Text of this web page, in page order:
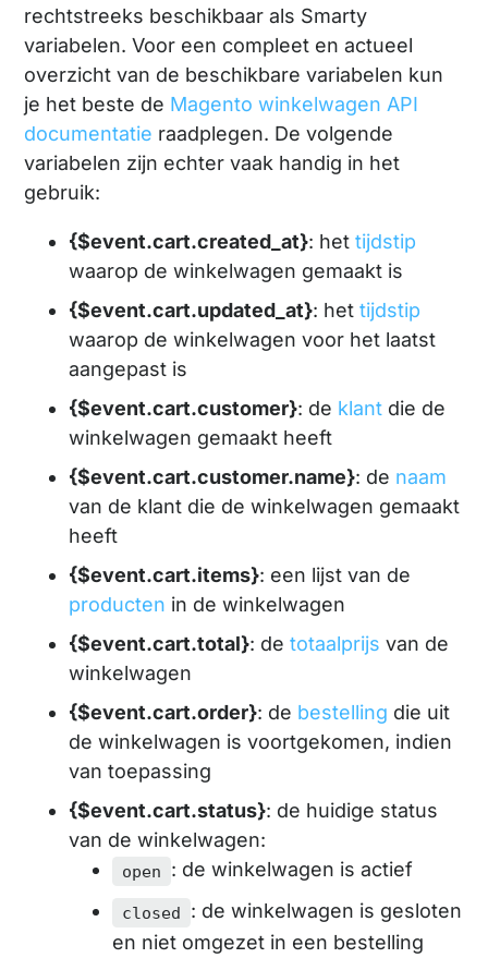
rechtstreeks beschikbaar als Smarty
variabelen. Voor een compleet en actueel
overzicht van de beschikbare variabelen kun
je het beste de Magento winkelwagen API
documentatie raadplegen. De volgende
variabelen zijn echter vaak handig in het
gebruik:
{$event.cart.created_at}: het tijdstip
waarop de winkelwagen gemaakt is
{$event.cart.updated_at}: het tijdstip
waarop de winkelwagen voor het laatst
aangepast is
{$event.cart.customer}: de klantdie de
winkelwagen gemaakt heeft
{$event.cart.customer.name}: de naam
van de klant die de winkelwagen gemaakt
heeft
{$event.cart.items}: een lijst van de
producten in de winkelwagen
{$event.cart.total}: de totaalprijs van de
winkelwagen
{$event.cart.order}: de bestelling die uit
de winkelwagen is voortgekomen, indien
van toepassing
{$event.cart.status}: de huidige status
van de winkelwagen:
open : de winkelwagen is actief
closed
: de winkelwagen is gesloten
en niet omgezet in een bestelling